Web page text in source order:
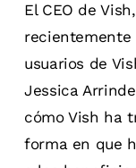
El CEO de
recientemente
usuarios de
Jessica
cómo Vish ha
forma en que